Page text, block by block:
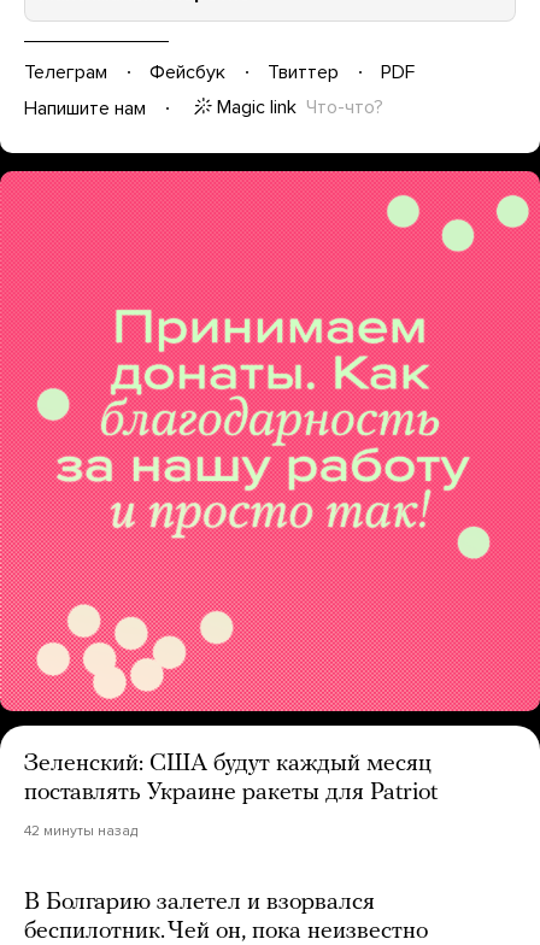
Телеграм Фейсбук Твиттер
PDF
Напишите нам
Magic link Что-что?
Зеленский: США будут каждый месяц
поставлять Украине ракеты для Patriot
42 минуты назад
В Болгарию залетел и взорвался
беспилотник. Чей он, пока неизвестно